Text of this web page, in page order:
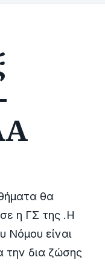
θα
η ΓΣ της .Η
Νόμου είναι
την δια ζώσης